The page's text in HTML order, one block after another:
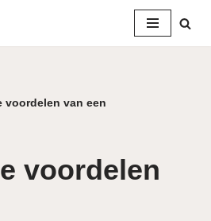
voordelen van een
voordelen